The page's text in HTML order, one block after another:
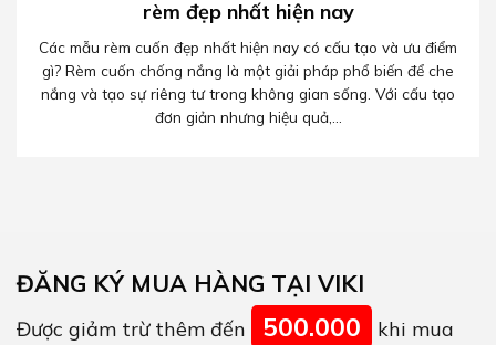
rèm đẹp nhất hiện nay
Các mẫu rèm cuốn đẹp nhất hiện nay có cấu tạo và ưu điểm
gì? Rèm cuốn chống nắng là một giải pháp phổ biến để che
nắng và tạo sự riêng tư trong không gian sống. Với cấu tạo
đơn giản nhưng hiệu quả,...
ĐĂNG KÝ MUA HÀNG TẠI VIKI
Được giảm trừ thêm đến 500.000
khi mua